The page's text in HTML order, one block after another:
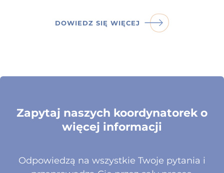
DOWIEDZ SIĘ WIĘCEJ
Zapytaj naszych koordynatorek o
więcej informacji
Odpowiedzą na wszystkie Twoje pytania i